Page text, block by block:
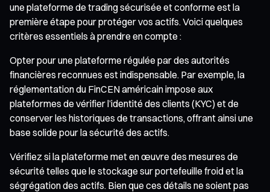
une plateforme de trading sécurisée et conforme est la
première étape pour protéger vos actifs. Voici quelques
critères essentiels à prendre en compte :
Opter pour une plateforme régulée par des autorités
financières reconnues est indispensable. Par exemple, la
réglementation du FinCEN américain impose aux
plateformes de vérifier l’identité des clients (KYC) et de
conserver les historiques de transactions, offrant ainsi une
base solide pour la sécurité des actifs.
Vérifiez si la plateforme met en œuvre des mesures de
sécurité telles que le stockage sur portefeuille froid et la
ségrégation des actifs. Bien que ces détails ne soient pas